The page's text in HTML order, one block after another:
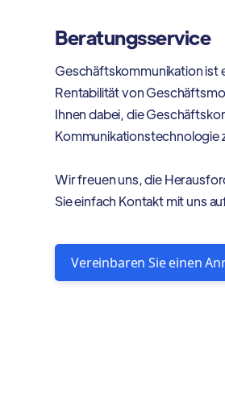
Beratungsservice
Geschäftskommunikation ist
Rentabilität von
Ihnen dabei, die
Kommunikationstechnologie
Wir freuen uns, die
Sie einfach Kontakt mit uns
Vereinbaren Sie einen